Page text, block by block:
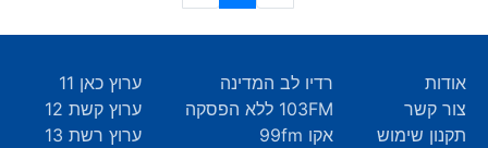
אודות
צור קשר
תקנון שימוש
רדיו לב המדינה
103FM ללא הפסקה
אקו 99fm
ערוץ כאן 11
ערוץ קשת 12
ערוץ רשת 13